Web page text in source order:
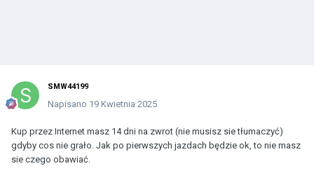
SMW44199
Napisano 19 Kwietnia 2025
Kup przez Internet masz 14 dni na zwrot (nie musisz sie tłumaczyć)
gdyby cos nie grało. Jak po pierwszych jazdach będzie ok, to nie masz
sie czego obawiać.